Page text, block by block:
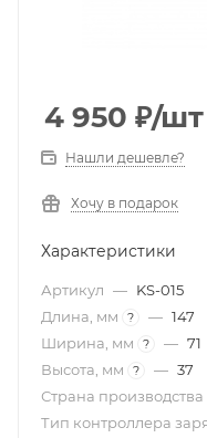
4 950 ₽/шт
Нашли дешевле?
Хочу в подарок
Характеристики
Артикул — KS-015
Длина, мм
? — 147
Ширина, мм
? — 71
Высота, мм
? — 37
Страна производства
Тип контроллера